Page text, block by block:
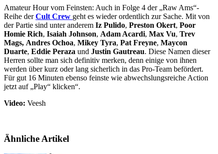
Amateur Hour vom Feinsten: Auch in Folge 4 der „Raw Ams“-
Reihe derCult Crew geht es wieder ordentlich zur Sache. Mit von
der Partie sind unter anderem Iz Pulido, Preston Okert, Poor
Homie Rich, Isaiah Johnson, Adam Acardi, Max Vu, Trev
Mags, Andres Ochoa, Mikey Tyra, Pat Freyne, Maycon
Duarte, Eddie Peraza und Justin Gautreau. Diese Namen dieser
Herren sollte man sich definitiv merken, denn einige von ihnen
werden über kurz oder lang sicherlich in das Pro-Team befördert.
Für gut 16 Minuten ebenso feinste wie abwechslungsreiche Action
jetzt auf „Play“ klicken“.
Video: Veesh
Ähnliche Artikel